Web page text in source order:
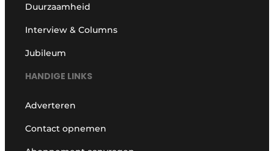
Duurzaamheid
Interview & Columns
Jubileum
HANDIGE LINKS
Adverteren
Contact opnemen